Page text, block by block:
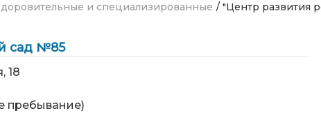
и специализированные / "Центр развития
сад №85
18
пребывание)